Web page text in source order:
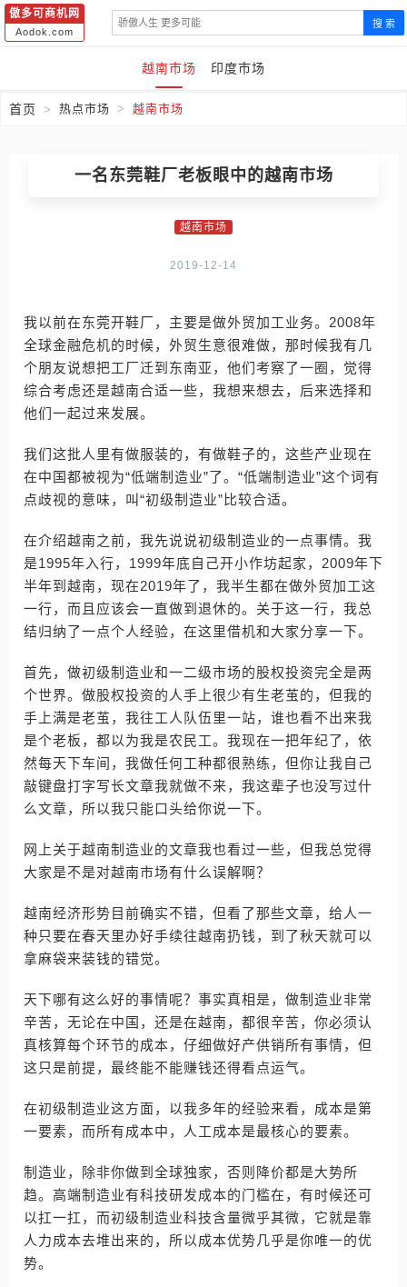
傲多可商机网
Aodok.com
搜 索
越南市场 印度市场
首页 热点市场 越南市场
一名东莞鞋厂老板眼中的越南市场
越南市场
2019-12-14
我以前在东莞开鞋厂，主要是做外贸加工业务。2008年
全球金融危机的时候，外贸生意很难做，那时候我有几
个朋友说想把工厂迁到东南亚，他们考察了一圈，觉得
综合考虑还是越南合适一些，我想来想去，后来选择和
他们一起过来发展。
我们这批人里有做服装的，有做鞋子的，这些产业现在
在中国都被视为“低端制造业”了。“低端制造业”这个词有
点歧视的意味，叫“初级制造业”比较合适。
在介绍越南之前，我先说说初级制造业的一点事情。我
是1995年入行，1999年底自己开小作坊起家，2009年下
半年到越南，现在2019年了，我半生都在做外贸加工这
一行，而且应该会一直做到退休的。关于这一行，我总
结归纳了一点个人经验，在这里借机和大家分享一下。
首先，做初级制造业和一二级市场的股权投资完全是两
个世界。做股权投资的人手上很少有生老茧的，但我的
手上满是老茧，我往工人队伍里一站，谁也看不出来我
是个老板，都以为我是农民工。我现在一把年纪了，依
然每天下车间，我做任何工种都很熟练，但你让我自己
敲键盘打字写长文章我就做不来，我这辈子也没写过什
么文章，所以我只能口头给你说一下。
网上关于越南制造业的文章我也看过一些，但我总觉得
大家是不是对越南市场有什么误解啊？
越南经济形势目前确实不错，但看了那些文章，给人一
种只要在春天里办好手续往越南扔钱，到了秋天就可以
拿麻袋来装钱的错觉。
天下哪有这么好的事情呢？事实真相是，做制造业非常
辛苦，无论在中国，还是在越南，都很辛苦，你必须认
真核算每个环节的成本，仔细做好产供销所有事情，但
这只是前提，最终能不能赚钱还得看点运气。
在初级制造业这方面，以我多年的经验来看，成本是第
一要素，而所有成本中，人工成本是最核心的要素。
制造业，除非你做到全球独家，否则降价都是大势所
趋。高端制造业有科技研发成本的门槛在，有时候还可
以扛一扛，而初级制造业科技含量微乎其微，它就是靠
人力成本去堆出来的，所以成本优势几乎是你唯一的优
势。